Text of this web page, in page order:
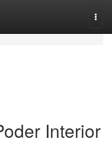
Interior